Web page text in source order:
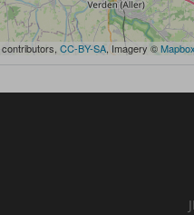
contributors, CC-BY-SA, Imagery ©